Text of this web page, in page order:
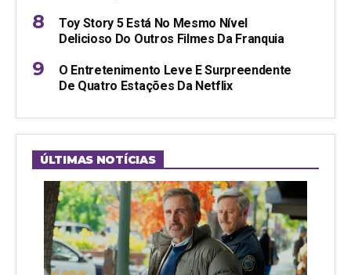
Toy Story 5 Está No Mesmo Nível
Delicioso Do Outros Filmes Da Franquia
O Entretenimento Leve E Surpreendente
De Quatro Estações Da Netflix
ÚLTIMAS NOTÍCIAS